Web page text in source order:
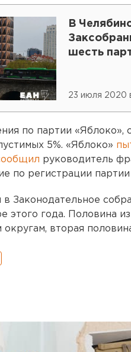
В
шесть
23 июля 2020
по партии
5%. «Яблоко»
руководитель
по регистрации
Законодательное
этого года. Половина
вторая